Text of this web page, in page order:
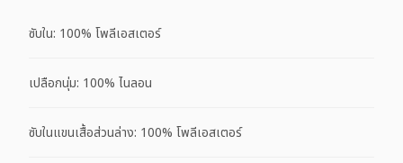
ซับใน: 100% โพลีเอสเตอร์
เปลือกนุ่ม: 100% ไนลอน
ซับในแขนเสื้อส่วนล่าง: 100% โพลีเอสเตอร์